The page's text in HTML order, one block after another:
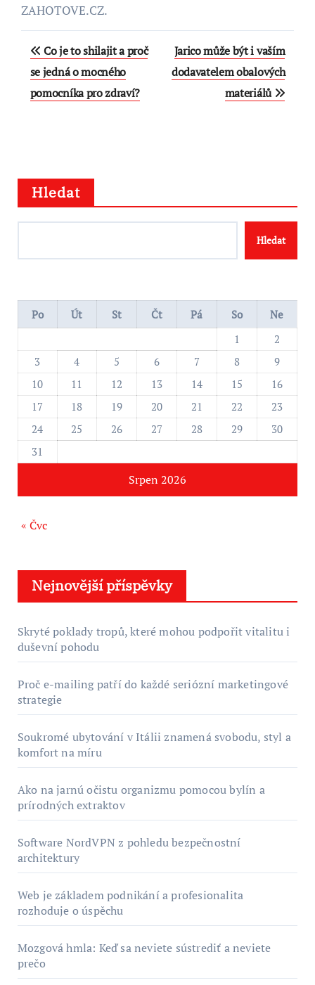
ZAHOTOVE.CZ.
Navigace
pro
příspěvek
Co je to shilajit a proč
se jedná o mocného
pomocníka pro zdraví?
Jarico může být i vaším
dodavatelem obalových
materiálů
Hledat
Hledat
Srpen 2026
Po Út St Čt Pá So
Ne
1
2
3
4 5 6 7 8
9
10
11 12 13 14 15
16
17
18 19 20 21 22
23
24
25 26 27 28 29
30
31
« Čvc
Nejnovější příspěvky
Skryté poklady tropů, které mohou podpořit vitalitu i
duševní pohodu
Proč e-mailing patří do každé seriózní marketingové
strategie
Soukromé ubytování v Itálii znamená svobodu, styl a
komfort na míru
Ako na jarnú očistu organizmu pomocou bylín a
prírodných extraktov
Software NordVPN z pohledu bezpečnostní
architektury
Web je základem podnikání a profesionalita
rozhoduje o úspěchu
Mozgová hmla: Keď sa neviete sústrediť a neviete
prečo